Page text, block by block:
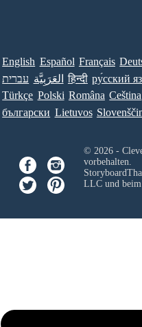
English Español Français
עברית العَرَبِيَّة हिन्दी ру́сский
Türkçe Polski Româna Ceština
български Lietuvos
© 2026 -
vorbehalten.
LLCund beim